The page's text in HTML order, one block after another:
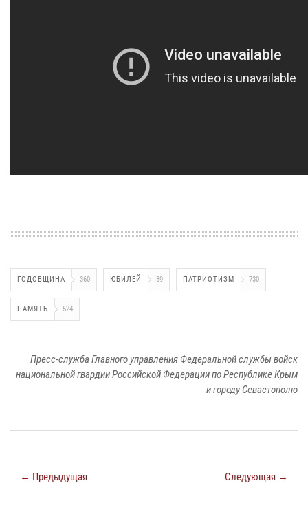
ГОДОВЩИНА 360 ЮБИЛЕЙ 89 ПАТРИОТИЗМ 730
ПАМЯТЬ 524
Пресс-служба Главного управления Федеральной службы войск
национальной гвардии Российской Федерации по Республике Крым
и городу Севастополю
← Предыдущая Следующая →